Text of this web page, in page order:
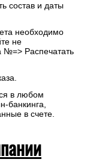
состав и даты
необходимо
не
№=> Распечатать
в любом
банкинга,
в счете.